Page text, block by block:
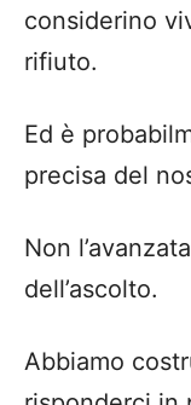
considerino
rifiuto.
Ed è
precisa del
Non
dell’ascolto.
Abbiamo